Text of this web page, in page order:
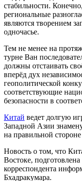
стабильности.
региональные
являются творением
одночасье.
Тем не менее на
турне Ван
должны отстаивать
вперёд дух
геополитической
соответствующие
безопасности в
Китай ведет долгую
Западной Азии
на правильной
Новость о том, что
Востоке,
корреспондента
Бхадракумара.